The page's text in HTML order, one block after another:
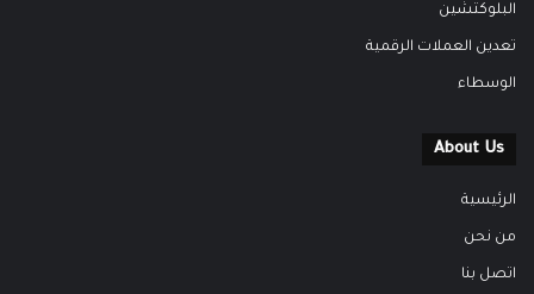
البلوكتشين
تعدين العملات الرقمية
الوسطاء
About Us
الرئيسية
من نحن
اتصل بنا